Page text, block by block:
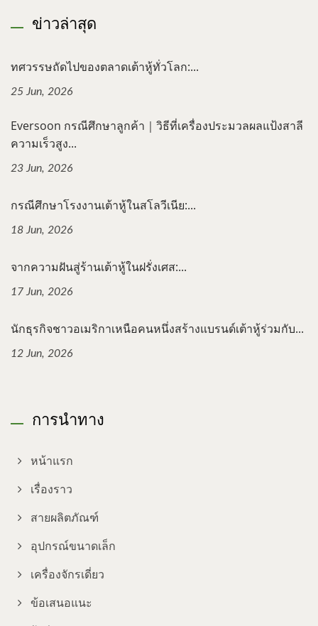
ข่าวล่าสุด
ทศวรรษถัดไปของตลาดเต้าหู้ทั่วโลก:...
25 Jun, 2026
Eversoon กรณีศึกษาลูกค้า｜วิธีที่เครื่องประมวลผลแป้งสาลี
ความเร็วสูง...
23 Jun, 2026
กรณีศึกษาโรงงานเต้าหู้ในสโลวีเนีย:...
18 Jun, 2026
จากความฝันสู่ร้านเต้าหู้ในฝรั่งเศส:...
17 Jun, 2026
นักธุรกิจชาวอเมริกาเหนือคนหนึ่งสร้างแบรนด์เต้าหู้ร่วมกับ...
12 Jun, 2026
การนำทาง
หน้าแรก
เรื่องราว
สายผลิตภัณฑ์
อุปกรณ์ขนาดเล็ก
เครื่องจักรเดี่ยว
ข้อเสนอแนะ